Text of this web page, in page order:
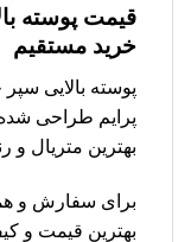
قیمت پوسته
خرید مستقیم
پوسته بالایی سپر
پرایم طراحی
بهترین متریال و
برای سفارش و
بهترین قیمت و